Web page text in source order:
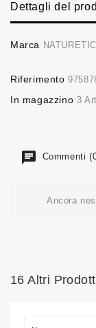
Dettagli del
Marca
Riferimento
In magazzino 3
Commenti
Ancora
16 Altri